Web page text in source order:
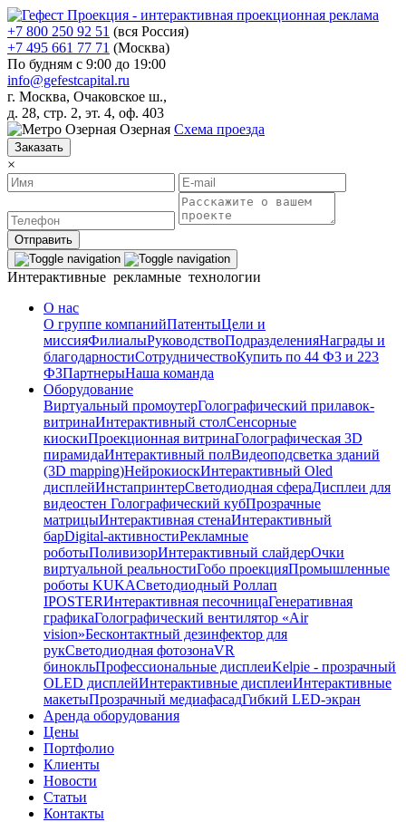
+7 800 250 92 51 (вся Россия)
+7 495 661 77 71 (Москва)
По будням с 9:00 до 19:00
info@gefestcapital.ru
г. Москва, Очаковское ш.,
д. 28, стр. 2, эт. 4, оф. 403
Озерная Схема проезда
Заказать
×
Отправить
Интерактивные рекламные технологии
О нас
О группе компанийПатентыЦели и
миссияФилиалыРуководствоПодразделенияНаграды и
благодарностиСотрудничествоКупить по 44 ФЗ и 223
ФЗПартнерыНаша команда
Оборудование
Виртуальный промоутерГолографический прилавок-
витринаИнтерактивный столСенсорные
киоскиПроекционная витринаГолографическая 3D
пирамидаИнтерактивный полВидеоподсветка зданий
(3D mapping)НейрокиоскИнтерактивный Oled
дисплейИнстапринтерСветодиодная сфераДисплеи для
видеостен Голографический кубПрозрачные
матрицыИнтерактивная стенаИнтерактивный
барDigital-активностиРекламные
роботыПоливизорИнтерактивный слайдерОчки
виртуальной реальностиГобо проекцияПромышленные
роботы KUKAСветодиодный Роллап
IPOSTERИнтерактивная песочницаГенеративная
графикаГолографический вентилятор «Air
vision»Бесконтактный дезинфектор для
рукСветодиодная фотозонаVR
бинокльПрофессиональные дисплеиKelpie - прозрачный
OLED дисплейИнтерактивные дисплеиИнтерактивные
макетыПрозрачный медиафасадГибкий LED-экран
Аренда оборудования
Цены
Портфолио
Клиенты
Новости
Статьи
Контакты